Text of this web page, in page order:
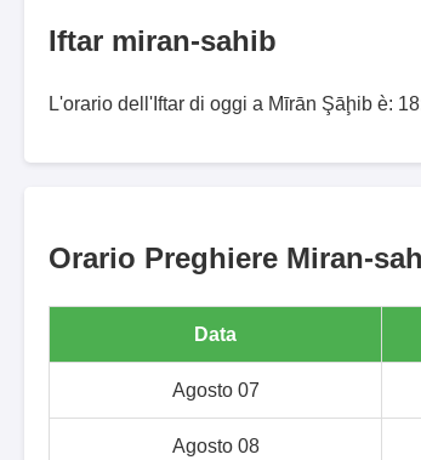
Iftar miran-sahib
L'orario dell'Iftar di oggi a Mīrān Şāḩib è:
Orario Preghiere Miran-
Data
Agosto 07
Agosto 08